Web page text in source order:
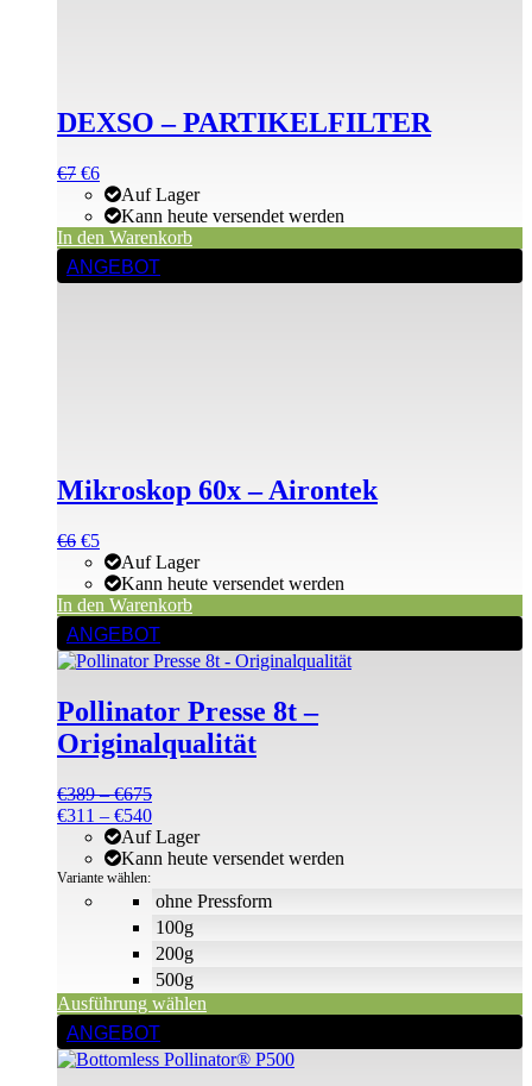
DEXSO – PARTIKELFILTER
Ursprünglicher
Preis
war:
€7
€7Aktueller
Preis
ist:
€7.
€6
Auf Lager
Kann heute versendet werden
In den Warenkorb
ANGEBOT
Mikroskop 60x – Airontek
Ursprünglicher
Preis
war:
€6
€6Aktueller
Preis
ist:
€6.
€5
Auf Lager
Kann heute versendet werden
In den Warenkorb
ANGEBOT
Pollinator Presse 8t –
Originalqualität
€389 –€675Preisspanne:
€389
bis
€675
€311 – €540Preisspanne:
€311
bis
ohne Pressform
100g
200g
500g
Auf Lager
Kann heute versendet werden
Variante wählen:
Ausführung wählen
Dieses
Produkt
weist
Varianten
auf.
Die
können
auf
Produktseite
gewählt
werden
ANGEBOT